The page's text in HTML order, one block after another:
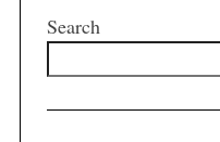
Search